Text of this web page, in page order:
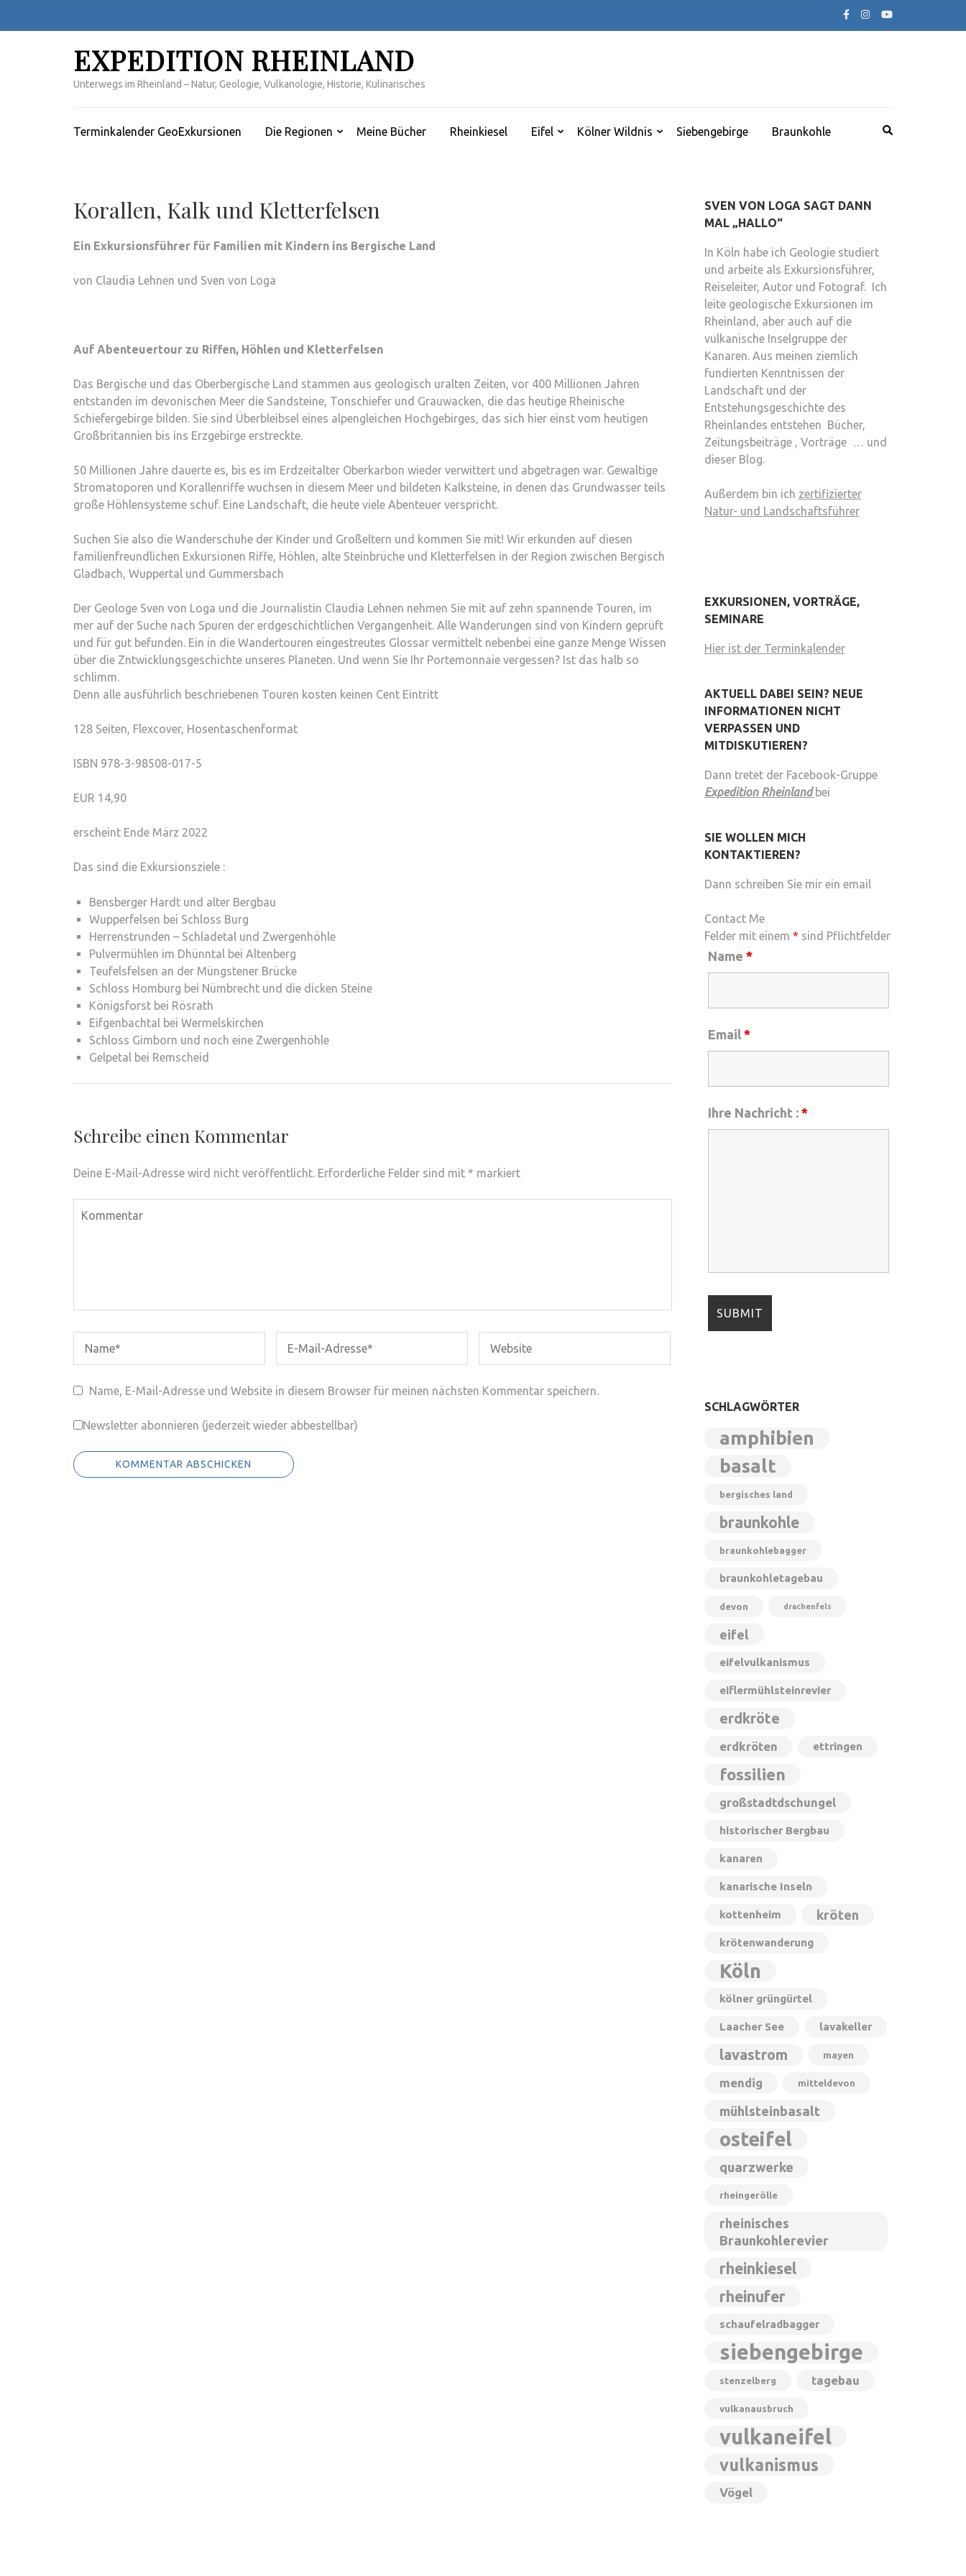
EXPEDITION RHEINLAND
Unterwegs im Rheinland – Natur, Geologie, Vulkanologie, Historie, Kulinarisches
Terminkalender GeoExkursionen Die Regionen Meine Bücher Rheinkiesel Eifel Kölner Wildnis Siebengebirge Braunkohle
Korallen, Kalk und Kletterfelsen
Ein Exkursionsführer für Familien mit Kindern ins Bergische Land
von Claudia Lehnen und Sven von Loga
Auf Abenteuertour zu Riffen, Höhlen und Kletterfelsen
Das Bergische und das Oberbergische Land stammen aus geologisch uralten Zeiten, vor 400 Millionen Jahren
entstanden im devonischen Meer die Sandsteine, Tonschiefer und Grauwacken, die das heutige Rheinische
Schiefergebirge bilden. Sie sind Überbleibsel eines alpengleichen Hochgebirges, das sich hier einst vom heutigen
Großbritannien bis ins Erzgebirge erstreckte.
50 Millionen Jahre dauerte es, bis es im Erdzeitalter Oberkarbon wieder verwittert und abgetragen war. Gewaltige
Stromatoporen und Korallenriffe wuchsen in diesem Meer und bildeten Kalksteine, in denen das Grundwasser teils
große Höhlensysteme schuf. Eine Landschaft, die heute viele Abenteuer verspricht.
Suchen Sie also die Wanderschuhe der Kinder und Großeltern und kommen Sie mit! Wir erkunden auf diesen
familienfreundlichen Exkursionen Riffe, Höhlen, alte Steinbrüche und Kletterfelsen in der Region zwischen Bergisch
Gladbach, Wuppertal und Gummersbach
Der Geologe Sven von Loga und die Journalistin Claudia Lehnen nehmen Sie mit auf zehn spannende Touren, im
mer auf der Suche nach Spuren der erdgeschichtlichen Vergangenheit. Alle Wanderungen sind von Kindern geprüft
und für gut befunden. Ein in die Wandertouren eingestreutes Glossar vermittelt nebenbei eine ganze Menge Wissen
über die Zntwicklungsgeschichte unseres Planeten. Und wenn Sie Ihr Portemonnaie vergessen? Ist das halb so
schlimm.
Denn alle ausführlich beschriebenen Touren kosten keinen Cent Eintritt
128 Seiten, Flexcover, Hosentaschenformat
ISBN 978-3-98508-017-5
EUR 14,90
erscheint Ende März 2022
Das sind die Exkursionsziele :
Bensberger Hardt und alter Bergbau
Wupperfelsen bei Schloss Burg
Herrenstrunden – Schladetal und Zwergenhöhle
Pulvermühlen im Dhünntal bei Altenberg
Teufelsfelsen an der Müngstener Brücke
Schloss Homburg bei Nümbrecht und die dicken Steine
Königsforst bei Rösrath
Eifgenbachtal bei Wermelskirchen
Schloss Gimborn und noch eine Zwergenhöhle
Gelpetal bei Remscheid
Schreibe einen Kommentar
Deine E-Mail-Adresse wird nicht veröffentlicht. Erforderliche Felder sind mit * markiert
Name, E-Mail-Adresse und Website in diesem Browser für meinen nächsten Kommentar speichern.
Newsletter abonnieren (jederzeit wieder abbestellbar)
SVEN VON LOGA SAGT DANN
MAL „HALLO“
In Köln habe ich Geologie studiert
und arbeite als Exkursionsführer,
Reiseleiter, Autor und Fotograf. Ich
leite geologische Exkursionen im
Rheinland, aber auch auf die
vulkanische Inselgruppe der
Kanaren. Aus meinen ziemlich
fundierten Kenntnissen der
Landschaft und der
Entstehungsgeschichte des
Rheinlandes entstehen Bücher,
Zeitungsbeiträge , Vorträge … und
dieser Blog.
Außerdem bin ich zertifizierter
Natur- und Landschaftsführer
EXKURSIONEN, VORTRÄGE,
SEMINARE
Hier ist der Terminkalender
AKTUELL DABEI SEIN? NEUE
INFORMATIONEN NICHT
VERPASSEN UND
MITDISKUTIEREN?
Dann tretet der Facebook-Gruppe
Expedition Rheinland bei
SIE WOLLEN MICH
KONTAKTIEREN?
Dann schreiben Sie mir ein email
Contact Me
Felder mit einem * sind Pflichtfelder
Name *
Email *
Ihre Nachricht : *
SCHLAGWÖRTER
amphibien
basalt
bergisches land
braunkohle
braunkohlebagger
braunkohletagebau
devon drachenfels
eifel
eifelvulkanismus
eiflermühlsteinrevier
erdkröte
erdkröten ettringen
fossilien
großstadtdschungel
historischer Bergbau
kanaren
kanarische Inseln
kottenheim kröten
krötenwanderung
Köln
kölner grüngürtel
Laacher See lavakeller
lavastrom mayen
mendig mitteldevon
mühlsteinbasalt
osteifel
quarzwerke
rheingerölle
rheinisches
Braunkohlerevier
rheinkiesel
rheinufer
schaufelradbagger
siebengebirge
stenzelberg tagebau
vulkanausbruch
vulkaneifel
vulkanismus
Vögel